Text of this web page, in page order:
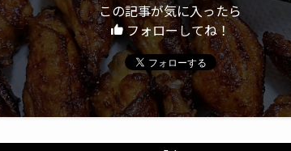
この記事が気に入ったら
フォローしてね！